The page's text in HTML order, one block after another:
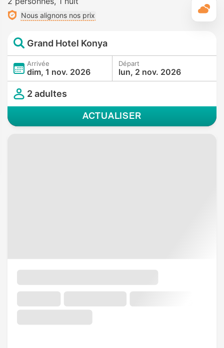
Nous alignons nos prix
Grand Hotel Konya
Arrivée
dim, 1 nov. 2026
Départ
lun, 2 nov. 2026
2 adultes
ACTUALISER